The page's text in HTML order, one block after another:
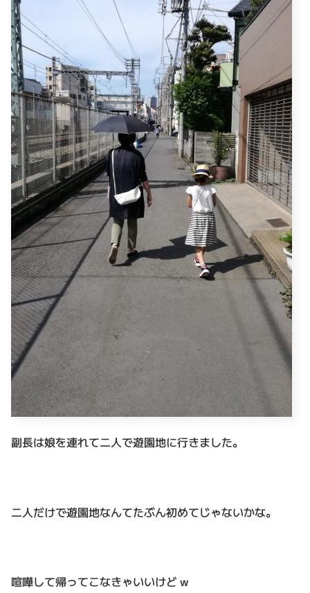
副長は娘を連れて二人で遊園地に行きました。
二人だけで遊園地なんてたぶん初めてじゃないかな。
喧嘩して帰ってこなきゃいいけど w